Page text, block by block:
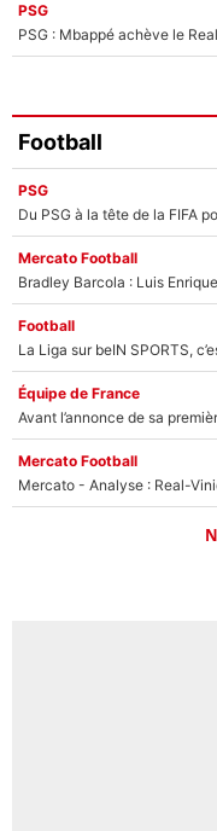
PSG
PSG : Mbappé achève le
Football
PSG
Mercato Football
Football
Équipe de France
Mercato Football
Mercato - Analyse : Real-